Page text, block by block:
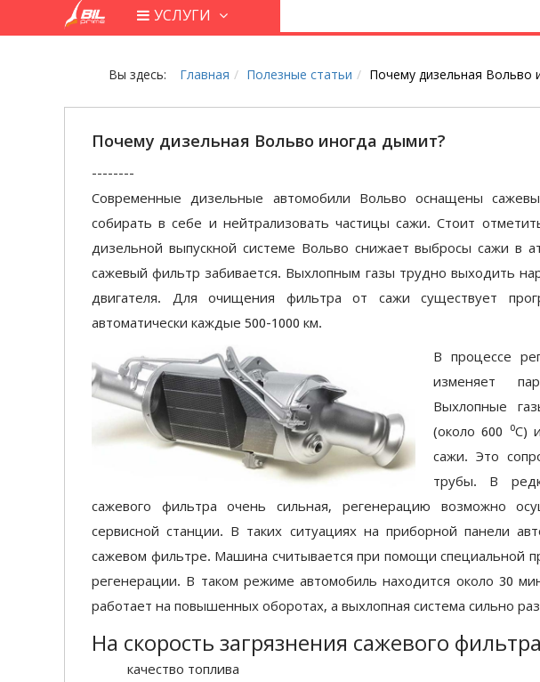
УСЛУГИ
Вы здесь: Главная Полезные статьи Почему дизельная Вольво
Почему дизельная Вольво иногда дымит?
--------
Современные дизельные автомобили Вольво оснащены
собирать в себе и нейтрализовать частицы сажи. Стоит
дизельной выпускной системе Вольво снижает выбросы сажи в
сажевый фильтр забивается. Выхлопным газы трудно выходить
двигателя. Для очищения фильтра от сажи существует
автоматически каждые 500-1000 км.
В процессе
изменяет
Выхлопные
(около 600 ⁰С)
сажи. Это
трубы. В
сажевого фильтра очень сильная, регенерацию возможно
сервисной станции. В таких ситуациях на приборной панели
сажевом фильтре. Машина считывается при помощи специальной
регенерации. В таком режиме автомобиль находится около 30
работает на повышенных оборотах, а выхлопная система сильно
На скорость загрязнения сажевого
качество топлива